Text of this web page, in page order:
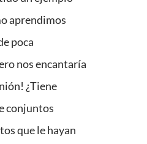
aprendimos
poca
nos encantaría
¿Tiene
conjuntos
que le hayan